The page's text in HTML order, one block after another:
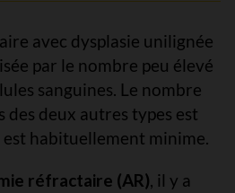
avec dysplasie unilignée
par le nombre peu élevé
sanguines. Le nombre
des deux autres types est
est habituellement minime.
réfractaire (AR), il y a